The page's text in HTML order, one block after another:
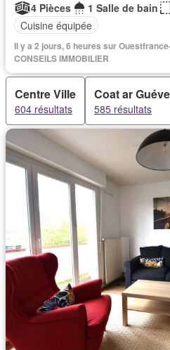
4 Pièces
1 Salle de bain
Cuisine équipée
Il y a 2 jours, 6 heures sur
CONSEILS IMMOBILIER
Centre Ville
604 résultats
Coat ar
585 résultats